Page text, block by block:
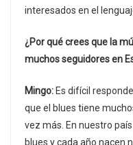
interesados en el
¿Por qué crees que la
muchos seguidores en
Mingo: Es difícil
que el blues tiene
vez más. En nuestro
blues y cada año nacen